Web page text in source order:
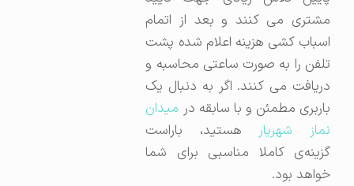
مشتری می کنند و بعد از اتمام
اسباب کشی هزینه اعلام شده پشت
تلفن را به صورت ساعتی محاسبه و
دریافت می کنند. اگر به دنبال یک
باربری مطمئن و با سابقه درمیدان
نماز شهریارهستید، باراست
گزینه‌ی کاملا مناسبی برای شما
خواهد بود.